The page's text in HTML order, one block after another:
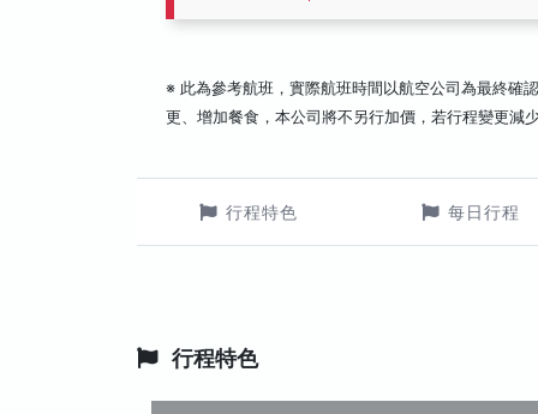
※ 此為參考航班，實際航班時間以航空公司為最終確
更、增加餐食，本公司將不另行加價，若行程變更減
行程特色 每日行程
行程特色